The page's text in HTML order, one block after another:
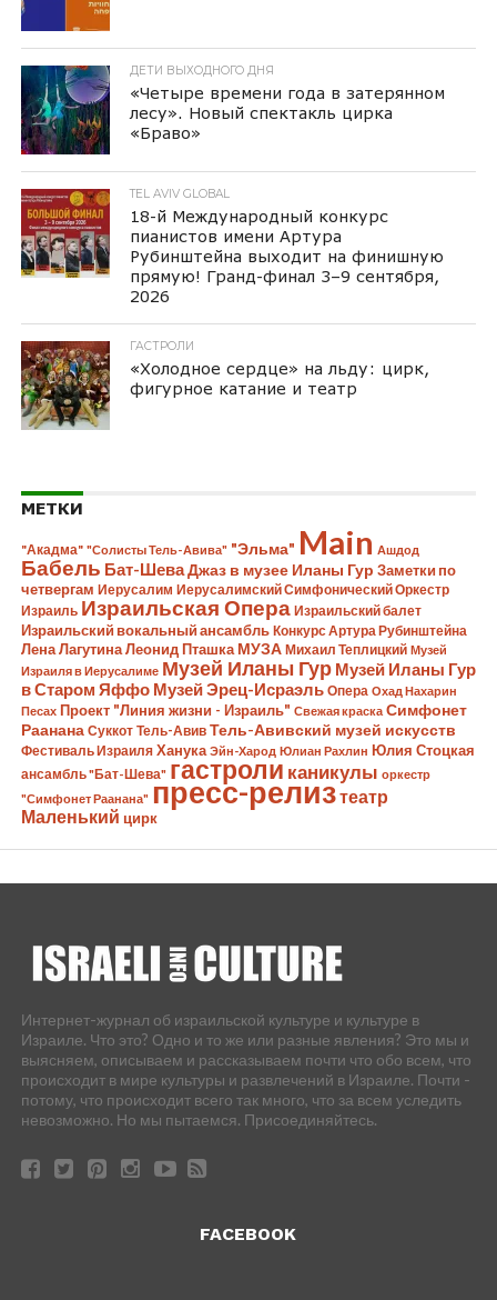
ДЕТИ ВЫХОДНОГО ДНЯ
«Четыре времени года в затерянном
лесу». Новый спектакль цирка
«Браво»
TEL AVIV GLOBAL
18-й Международный конкурс
пианистов имени Артура
Рубинштейна выходит на финишную
прямую! Гранд-финал 3–9 сентября,
2026
ГАСТРОЛИ
«Холодное сердце» на льду: цирк,
фигурное катание и театр
МЕТКИ
"Акадма" "Солисты Тель-Авива" "Эльма" Main Ашдод
Бабель Бат-ШеваДжаз в музее Иланы Гур Заметки по
четвергам Иерусалим Иерусалимский Симфонический Оркестр
Израиль Израильская Опера Израильский балет
Израильский вокальный ансамбль Конкурс Артура Рубинштейна
Лена Лагутина Леонид Пташка МУЗА Михаил Теплицкий Музей
Израиля в Иерусалиме Музей Иланы Гур Музей Иланы Гур
в Старом Яффо Музей Эрец-Исраэль Опера Охад Нахарин
Песах Проект "Линия жизни - Израиль" Свежая краска Симфонет
Раанана Суккот Тель-Авив Тель-Авивский музей искусств
Фестиваль Израиля Ханука Эйн-Харод Юлиан Рахлин Юлия Стоцкая
ансамбль "Бат-Шева" гастроли каникулы оркестр
"Симфонет Раанана" пресс-релизтеатр
Маленький цирк
Интернет-журнал об израильской культуре и культуре в
Израиле. Что это? Одно и то же или разные явления? Это мы и
выясняем, описываем и рассказываем почти что обо всем, что
происходит в мире культуры и развлечений в Израиле. Почти -
потому, что происходит всего так много, что за всем уследить
невозможно. Но мы пытаемся. Присоединяйтесь.
FACEBOOK